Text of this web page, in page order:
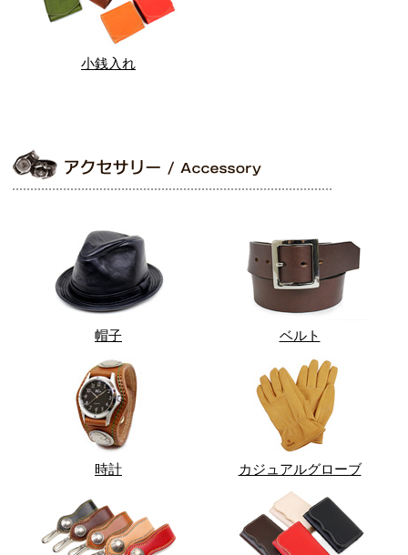
小銭入れ
帽子 ベルト
時計 カジュアルグローブ